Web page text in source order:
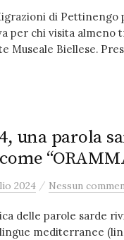
di Pettinengo
per chi visita almeno
Museale Biellese.
una parola
2024 / Nessun
delle parole sarde
mediterranee